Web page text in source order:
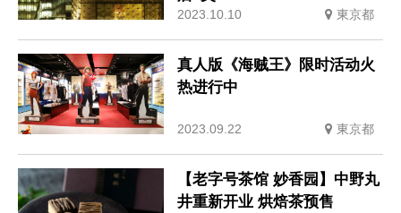
2023.10.10 東京都
真人版《海贼王》限时活动火
热进行中
2023.09.22 東京都
【老字号茶馆 妙香园】中野丸
井重新开业 烘焙茶预售